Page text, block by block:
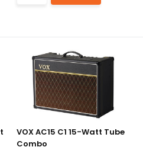
VOX AC15 C1 15-Watt Tube
Combo